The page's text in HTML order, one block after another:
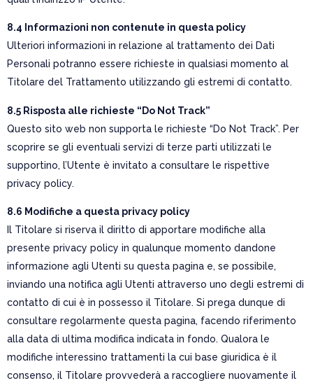
8.4 Informazioni non contenute in questa policy
Ulteriori informazioni in relazione al trattamento dei Dati
Personali potranno essere richieste in qualsiasi momento al
Titolare del Trattamento utilizzando gli estremi di contatto.
8.5 Risposta alle richieste “Do Not Track”
Questo sito web non supporta le richieste “Do Not Track”. Per
scoprire se gli eventuali servizi di terze parti utilizzati le
supportino, l’Utente è invitato a consultare le rispettive
privacy policy.
8.6 Modifiche a questa privacy policy
Il Titolare si riserva il diritto di apportare modifiche alla
presente privacy policy in qualunque momento dandone
informazione agli Utenti su questa pagina e, se possibile,
inviando una notifica agli Utenti attraverso uno degli estremi di
contatto di cui è in possesso il Titolare. Si prega dunque di
consultare regolarmente questa pagina, facendo riferimento
alla data di ultima modifica indicata in fondo. Qualora le
modifiche interessino trattamenti la cui base giuridica è il
consenso, il Titolare provvederà a raccogliere nuovamente il